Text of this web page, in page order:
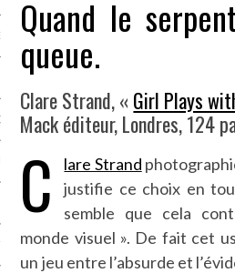
EN VOD
Quand le
queue.
Clare Strand, « Girl Plays
Mack éditeur, Londres, 124
C lare Strand
justifie ce choix en
semble que cela
monde visuel ». De fait cet
un jeu entre l’absurde et